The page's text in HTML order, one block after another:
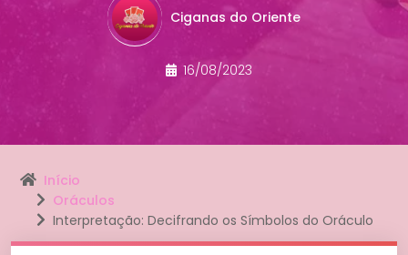
Ciganas do Oriente
16/08/2023
Início
Oráculos
Interpretação: Decifrando os Símbolos do Oráculo